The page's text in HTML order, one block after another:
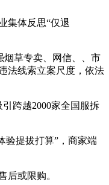
集体反思“仅退
草专卖、网信、、市
法线索立案尺度，依法
跨越2000家全国服拆
验提拔打算”，商家端
或限购。